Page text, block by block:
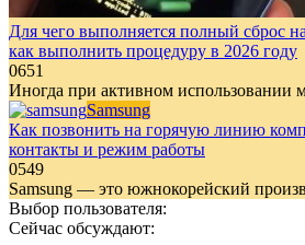
Для чего выполняется полный сброс
как выполнить процедуру в 2026 году
0651
Иногда при активном использовании
Samsung
Как позвонить на горячую линию
контакты и режим работы
0549
Samsung — это южнокорейский
Выбор пользователя:
Сейчас обсуждают: